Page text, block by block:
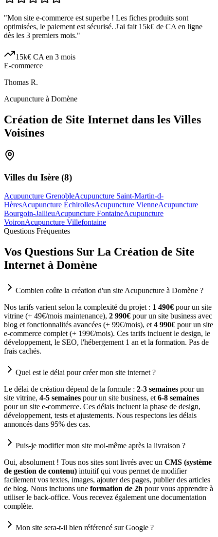
"Mon site e-commerce est superbe ! Les fiches produits sont
optimisées, le paiement est sécurisé. J'ai fait 15k€ de CA en ligne
dès les 3 premiers mois."
15k€ CA en 3 mois
E-commerce
Thomas R.
Acupuncture à Domène
Création de Site Internet dans les Villes
Voisines
Villes du Isère (8)
Acupuncture GrenobleAcupuncture Saint-Martin-d-
HèresAcupuncture ÉchirollesAcupuncture VienneAcupuncture
Bourgoin-JallieuAcupuncture FontaineAcupuncture
VoironAcupuncture Villefontaine
Questions Fréquentes
Vos Questions Sur La Création de Site
Internet à Domène
Combien coûte la création d'un site Acupuncture à Domène ?
Nos tarifs varient selon la complexité du projet : 1 490€ pour un site
vitrine (+ 49€/mois maintenance), 2 990€ pour un site business avec
blog et fonctionnalités avancées (+ 99€/mois), et 4 990€ pour un site
e-commerce complet (+ 199€/mois). Ces tarifs incluent le design, le
développement, le SEO, l'hébergement 1 an et la formation. Pas de
frais cachés.
Quel est le délai pour créer mon site internet ?
Le délai de création dépend de la formule : 2-3 semaines pour un
site vitrine, 4-5 semaines pour un site business, et 6-8 semaines
pour un site e-commerce. Ces délais incluent la phase de design,
développement, tests et ajustements. Nous respectons les délais
annoncés dans 95% des cas.
Puis-je modifier mon site moi-même après la livraison ?
Oui, absolument ! Tous nos sites sont livrés avec un CMS (système
de gestion de contenu) intuitif qui vous permet de modifier
facilement vos textes, images, ajouter des pages, publier des articles
de blog. Nous incluons une formation de 2h pour vous apprendre à
utiliser le back-office. Vous recevez également une documentation
complète.
Mon site sera-t-il bien référencé sur Google ?